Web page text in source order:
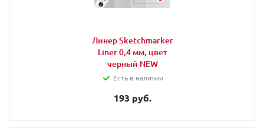
Линер Sketchmarker
Liner 0,4 мм, цвет
черный NEW
Есть в наличии
193 руб.